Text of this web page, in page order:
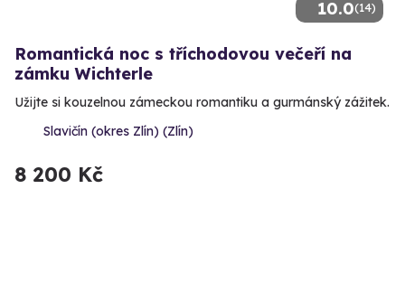
10.0(14)
Romantická noc s tříchodovou večeří na
zámku Wichterle
Užijte si kouzelnou zámeckou romantiku a gurmánský zážitek.
Slavičín (okres Zlín) (Zlín)
8 200 Kč